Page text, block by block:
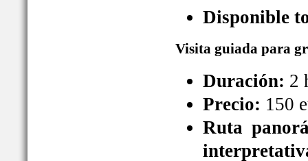
Disponible
Visita guiada para
Duración: 2
Precio: 150
Ruta